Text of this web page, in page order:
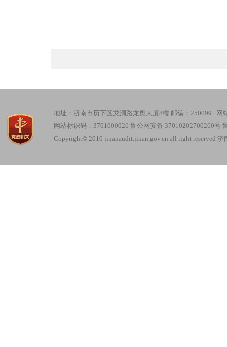
地址：济南市历下区龙洞路龙奥大厦8楼 邮编：250099 | 网
网站标识码：3701000026 鲁公网安备 37010202700260号
Copyright© 2010 jinanaudit.jinan.gov.cn all right reserved